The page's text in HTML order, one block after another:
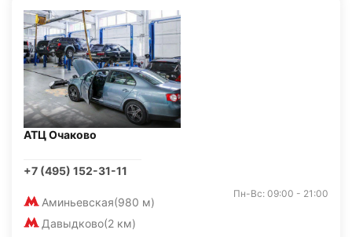
АТЦ Очаково
+7 (495) 152-31-11
Аминьевская(980 м)
Давыдково(2 км)
Пн-Вс: 09:00 - 21:00